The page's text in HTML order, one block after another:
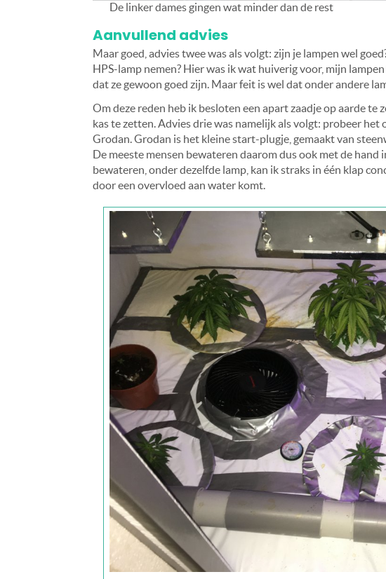
De linker dames gingen wat minder dan de rest
Aanvullend advies
Maar goed, advies twee was als volgt: zijn je lampen wel
HPS-lamp nemen? Hier was ik wat huiverig voor, mijn
dat ze gewoon goed zijn. Maar feit is wel dat onder andere
Om deze reden heb ik besloten een apart zaadje op aarde te
kas te zetten. Advies drie was namelijk als volgt: probeer
Grodan. Grodan is het kleine start-plugje, gemaakt van
De meeste mensen bewateren daarom dus ook met de
bewateren, onder dezelfde lamp, kan ik straks in één klap
door een overvloed aan water komt.